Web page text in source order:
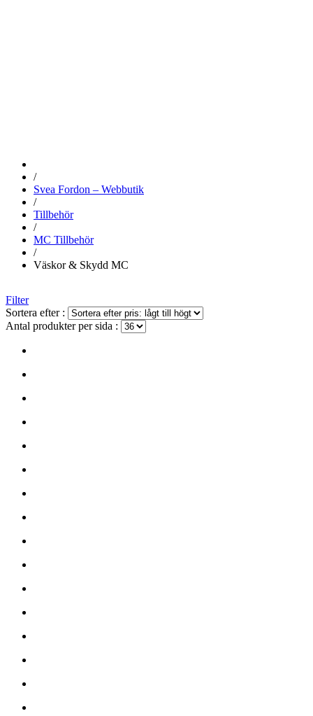
/
Svea Fordon – Webbutik
/
Tillbehör
/
MC Tillbehör
/
Väskor & Skydd MC
Filter
Sortera efter :
Antal produkter per sida :